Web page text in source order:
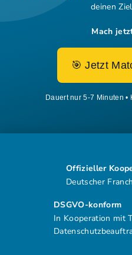
deinen
Mach
🎯 Jetzt
Dauert nur 5-7 Minuten
DSGVO-konform
In Kooperation mit
Offizieller
Deutscher